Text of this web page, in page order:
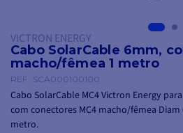
VICTRON ENERGY
Cabo SolarCable 6mm,
macho/fêmea 1 metro
REF. SCA000100100
Cabo SolarCable MC4 Victron Energy
com conectores MC4 macho/fêmea
metro.